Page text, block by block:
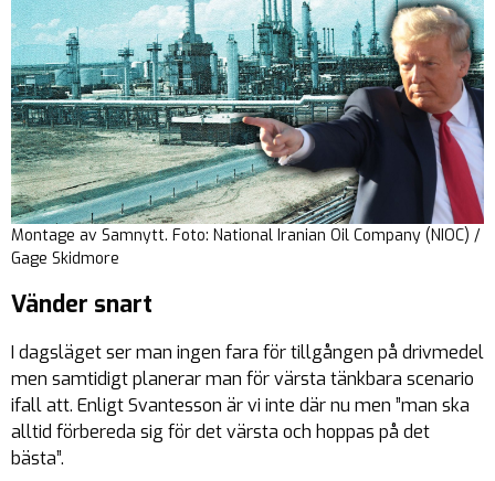
Montage av Samnytt. Foto: National Iranian Oil Company (NIOC) /
Gage Skidmore
Vänder snart
I dagsläget ser man ingen fara för tillgången på drivmedel
men samtidigt planerar man för värsta tänkbara scenario
ifall att. Enligt Svantesson är vi inte där nu men ”man ska
alltid förbereda sig för det värsta och hoppas på det
bästa”.